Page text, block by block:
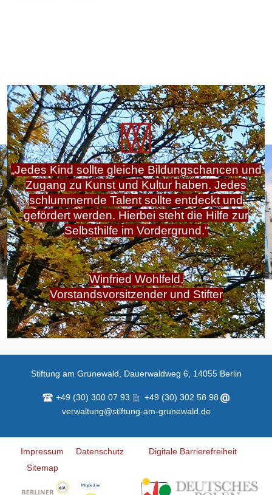
„Jedes Kind sollte gleiche Bildungschancen und
Zugang zu Kunst und Kultur haben. Jedes
schlummernde Talent sollte entdeckt und
gefördert werden. Hierbei steht die Hilfe zur
Selbsthilfe im Vordergrund.“
Winfried Wohlfeld,
Vorstandsvorsitzender und Stifter
ALLE
Stiftung am Grunewald, Dauerwaldweg 6, 14055 Berlin
+49 (30) 300 07 93
+49 (30) 302 58 98
verwaltung@stiftung-am-grunewald.de
Impressum Datenschutz
Digitale Barrierefreiheit
Sitemap